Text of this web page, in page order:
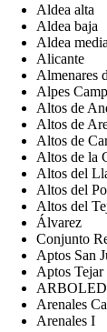
Aldea alta
Aldea baja
Aldea media
Alicante
Almenares
Alpes
Altos de
Altos de
Altos de
Altos de la
Altos del
Altos del
Altos del
Álvarez
Conjunto
Aptos San
Aptos Tejar
Arenales
Arenales I